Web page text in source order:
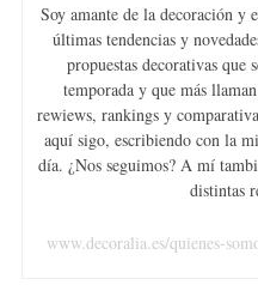
Soy amante de la decoración y
últimas tendencias y
propuestas decorativas que
temporada y que más
rewiews, rankings y
aquí sigo, escribiendo con la
día. ¿Nos seguimos? A mí
distintas
www.decoralia.es/quienes-